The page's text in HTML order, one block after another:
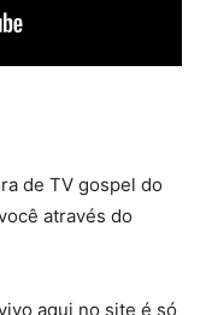
de TV gospel do
através do
aqui no site é só